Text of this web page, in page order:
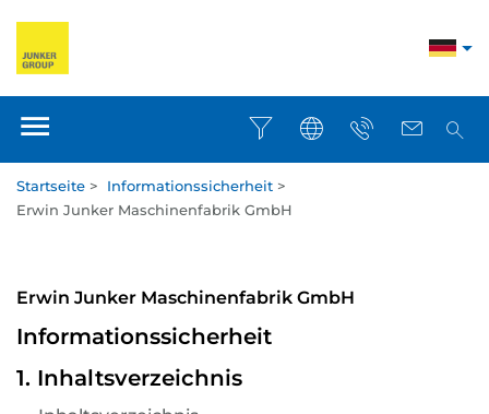
Startseite > Informationssicherheit >
Erwin Junker Maschinenfabrik GmbH
Erwin Junker Maschinenfabrik GmbH
Informationssicherheit
1. Inhaltsverzeichnis